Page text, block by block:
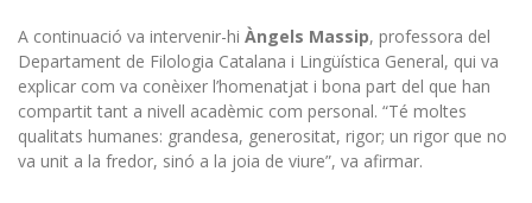
A continuació va intervenir-hi Àngels Massip, professora del
Departament de Filologia Catalana i Lingüística General, qui va
explicar com va conèixer l’homenatjat i bona part del que han
compartit tant a nivell acadèmic com personal. “Té moltes
qualitats humanes: grandesa, generositat, rigor; un rigor que no
va unit a la fredor, sinó a la joia de viure”, va afirmar.